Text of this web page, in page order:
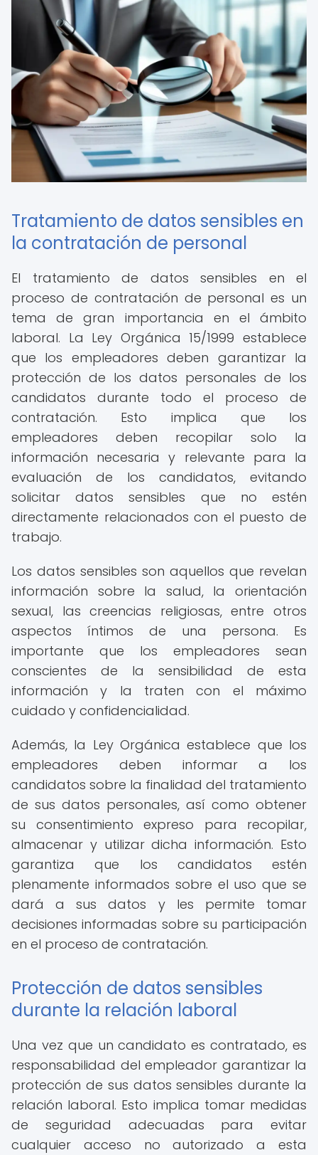
Tratamiento de datos sensibles en
la contratación de personal
El tratamiento de datos sensibles en el
proceso de contratación de personal es un
tema de gran importancia en el ámbito
laboral. La Ley Orgánica 15/1999 establece
que los empleadores deben garantizar la
protección de los datos personales de los
candidatos durante todo el proceso de
contratación. Esto implica que los
empleadores deben recopilar solo la
información necesaria y relevante para la
evaluación de los candidatos, evitando
solicitar datos sensibles que no estén
directamente relacionados con el puesto de
trabajo.
Los datos sensibles son aquellos que revelan
información sobre la salud, la orientación
sexual, las creencias religiosas, entre otros
aspectos íntimos de una persona. Es
importante que los empleadores sean
conscientes de la sensibilidad de esta
información y la traten con el máximo
cuidado y confidencialidad.
Además, la Ley Orgánica establece que los
empleadores deben informar a los
candidatos sobre la finalidad del tratamiento
de sus datos personales, así como obtener
su consentimiento expreso para recopilar,
almacenar y utilizar dicha información. Esto
garantiza que los candidatos estén
plenamente informados sobre el uso que se
dará a sus datos y les permite tomar
decisiones informadas sobre su participación
en el proceso de contratación.
Protección de datos sensibles
durante la relación laboral
Una vez que un candidato es contratado, es
responsabilidad del empleador garantizar la
protección de sus datos sensibles durante la
relación laboral. Esto implica tomar medidas
de seguridad adecuadas para evitar
cualquier acceso no autorizado a esta